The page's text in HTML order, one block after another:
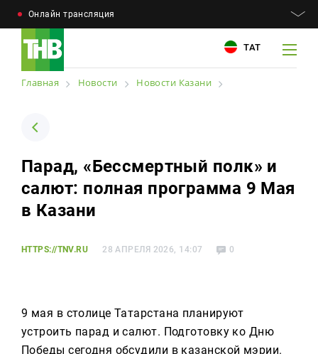
Онлайн трансляция
ТАТ
Новости
Телепроекты
Для связи
+7 (843) 570−50−00
Главная Новости Новости Казани
Парад, «Бессмертный полк» и
салют: полная программа 9 Мая
в Казани
HTTPS://TNV.RU 28 АПРЕЛЯ 2026, 14:07 0
9 мая в столице Татарстана планируют
устроить парад и салют. Подготовку ко Дню
Победы сегодня обсудили в казанской мэрии.